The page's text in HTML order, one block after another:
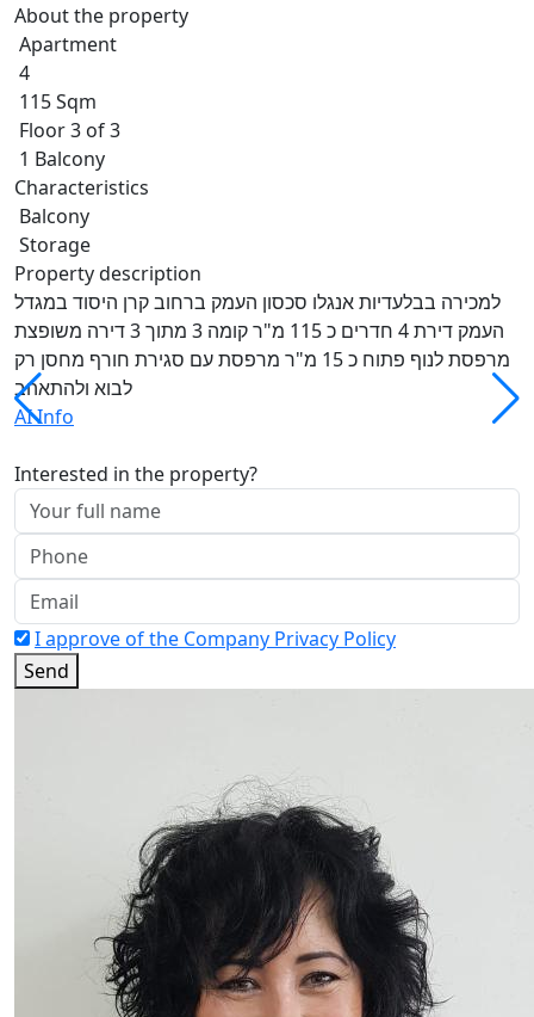
About the property
Apartment
4
115 Sqm
Floor 3 of 3
1 Balcony
Characteristics
Balcony
Storage
Property description
למכירה בבלעדיות אנגלו סכסון העמק ברחוב קרן היסוד במגדל
העמק דירת 4 חדרים כ 115 מ"ר קומה 3 מתוך 3 דירה משופצת
מרפסת לנוף פתוח כ 15 מ"ר מרפסת עם סגירת חורף מחסן רק
לבוא ולהתאהב
AI Info
Interested in the property?
I approve of the Company Privacy Policy
Send